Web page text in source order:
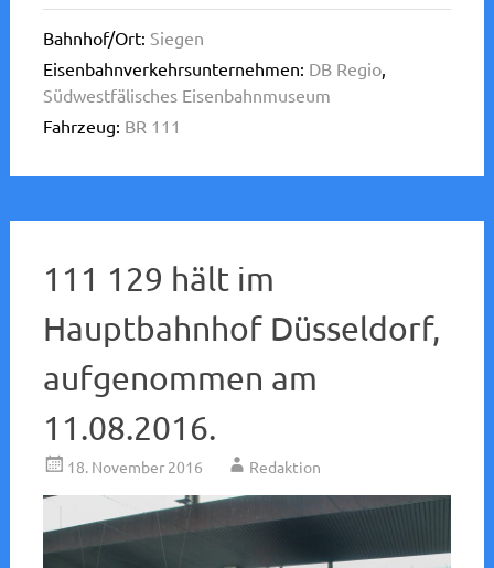
Bahnhof/Ort: Siegen
Eisenbahnverkehrsunternehmen: DB Regio,
Südwestfälisches Eisenbahnmuseum
Fahrzeug: BR 111
111 129 hält im
Hauptbahnhof Düsseldorf,
aufgenommen am
11.08.2016.
18. November 2016 Redaktion